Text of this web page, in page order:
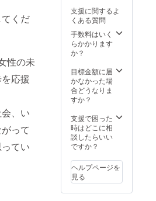
くだ
性の未
応援
、い
って
てい
ら1年間
です。
支援に関するよ
くある質問
手数料はいく
らかかります
か？
目標金額に届
かなかった場
合どうなりま
すか？
支援で困った
時はどこに相
談したらいい
ですか？
ヘルプページを
見る